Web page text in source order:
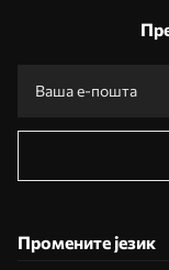
Промените језик